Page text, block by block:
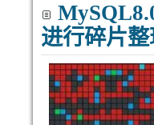
进行碎片